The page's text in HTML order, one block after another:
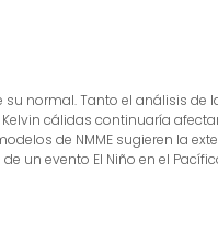
normal. Tanto el análisis
cálidas continuaría
de NMME sugieren la
evento El Niño en el